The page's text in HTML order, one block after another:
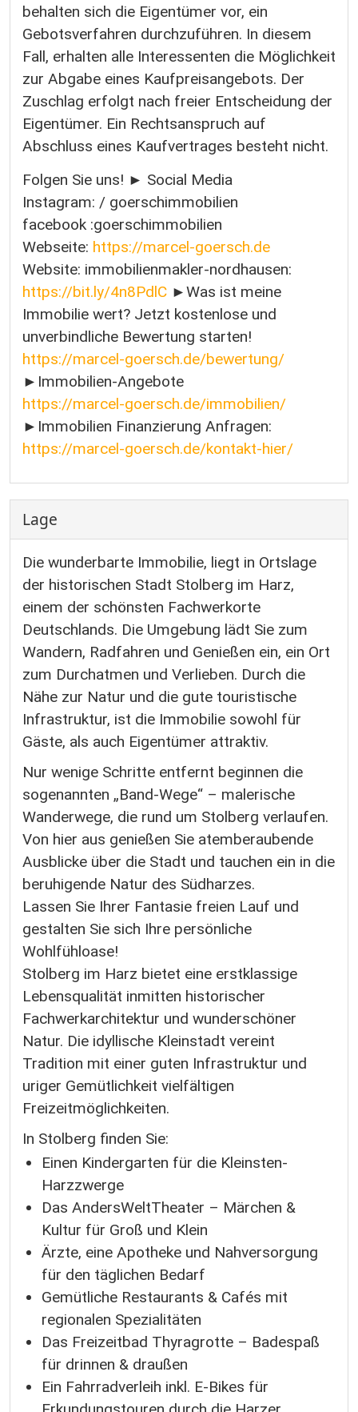
behalten sich die Eigentümer vor, ein
Gebotsverfahren durchzuführen. In diesem
Fall, erhalten alle Interessenten die Möglichkeit
zur Abgabe eines Kaufpreisangebots. Der
Zuschlag erfolgt nach freier Entscheidung der
Eigentümer. Ein Rechtsanspruch auf
Abschluss eines Kaufvertrages besteht nicht.
Folgen Sie uns! ► Social Media
Instagram: / goerschimmobilien
facebook :goerschimmobilien
Webseite: https://marcel-goersch.de
Website: immobilienmakler-nordhausen:
https://bit.ly/4n8PdlC ►Was ist meine
Immobilie wert? Jetzt kostenlose und
unverbindliche Bewertung starten!
https://marcel-goersch.de/bewertung/
►Immobilien-Angebote
https://marcel-goersch.de/immobilien/
►Immobilien Finanzierung Anfragen:
https://marcel-goersch.de/kontakt-hier/
Lage
Die wunderbarte Immobilie, liegt in Ortslage
der historischen Stadt Stolberg im Harz,
einem der schönsten Fachwerkorte
Deutschlands. Die Umgebung lädt Sie zum
Wandern, Radfahren und Genießen ein, ein Ort
zum Durchatmen und Verlieben. Durch die
Nähe zur Natur und die gute touristische
Infrastruktur, ist die Immobilie sowohl für
Gäste, als auch Eigentümer attraktiv.
Nur wenige Schritte entfernt beginnen die
sogenannten „Band-Wege“ – malerische
Wanderwege, die rund um Stolberg verlaufen.
Von hier aus genießen Sie atemberaubende
Ausblicke über die Stadt und tauchen ein in die
beruhigende Natur des Südharzes.
Lassen Sie Ihrer Fantasie freien Lauf und
gestalten Sie sich Ihre persönliche
Wohlfühloase!
Stolberg im Harz bietet eine erstklassige
Lebensqualität inmitten historischer
Fachwerkarchitektur und wunderschöner
Natur. Die idyllische Kleinstadt vereint
Tradition mit einer guten Infrastruktur und
uriger Gemütlichkeit vielfältigen
Freizeitmöglichkeiten.
In Stolberg finden Sie:
Einen Kindergarten für die Kleinsten-
Harzzwerge
Das AndersWeltTheater – Märchen &
Kultur für Groß und Klein
Ärzte, eine Apotheke und Nahversorgung
für den täglichen Bedarf
Gemütliche Restaurants & Cafés mit
regionalen Spezialitäten
Das Freizeitbad Thyragrotte – Badespaß
für drinnen & draußen
Ein Fahrradverleih inkl. E-Bikes für